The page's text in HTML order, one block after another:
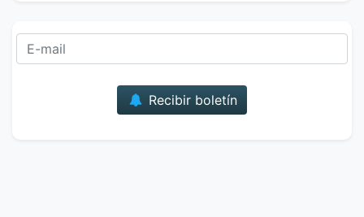
Recibir boletín